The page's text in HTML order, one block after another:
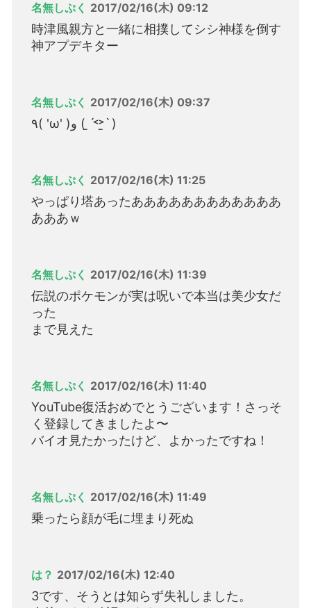
名無しぷく 2017/02/16(木) 09:12
時津風親方と一緒に相撲してシシ神様を倒す
神アプデキター
名無しぷく 2017/02/16(木) 09:37
٩( 'ω' )و ( ˊ̱˂˃ˋ̱ )
名無しぷく 2017/02/16(木) 11:25
やっぱり塔あったああああああああああああ
あああｗ
名無しぷく 2017/02/16(木) 11:39
伝説のポケモンが実は呪いで本当は美少女だ
った
まで見えた
名無しぷく 2017/02/16(木) 11:40
YouTube復活おめでとうございます！さっそ
く登録してきましたよ〜
バイオ見たかったけど、よかったですね！
名無しぷく 2017/02/16(木) 11:49
乗ったら顔が毛に埋まり死ぬ
は？ 2017/02/16(木) 12:40
3です、そうとは知らず失礼しました。